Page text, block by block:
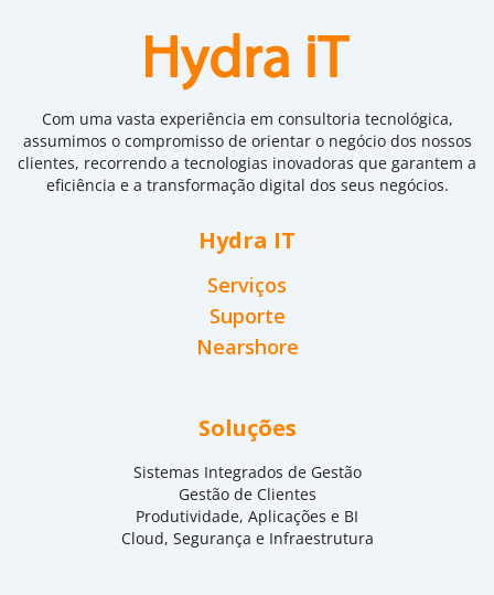
Com uma vasta experiência em consultoria tecnológica,
assumimos o compromisso de orientar o negócio dos nossos
clientes, recorrendo a tecnologias inovadoras que garantem a
eficiência e a transformação digital dos seus negócios.
Hydra IT
Serviços
Suporte
Nearshore
Soluções
Sistemas Integrados de Gestão
Gestão de Clientes
Produtividade, Aplicações e BI
Cloud, Segurança e Infraestrutura